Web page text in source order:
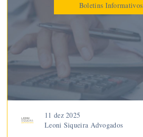
Boletins Informativos
11 dez 2025
Leoni Siqueira Advogados